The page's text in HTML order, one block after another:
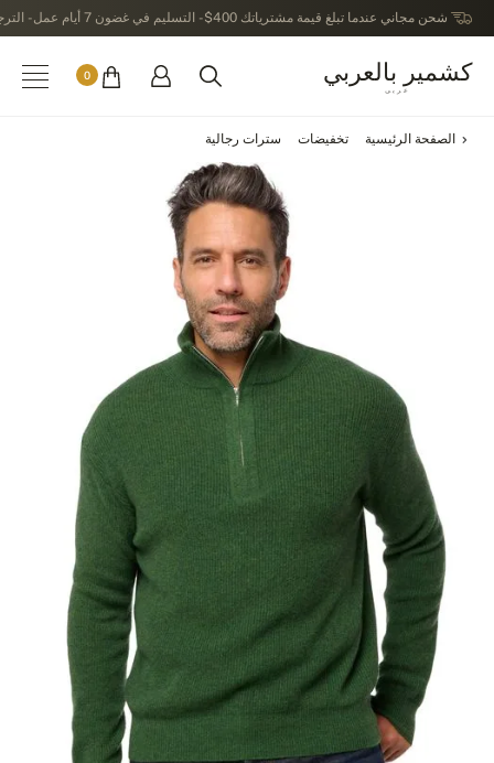
شحن مجاني عندما تبلغ قيمة مشترياتك 400$ - التسليم في غضون 7 أيام عمل - الترجيع في خلال 14 يوماً بعد الاستلام
كشمير بالعربي
عربى
0
الصفحة الرئيسية تخفيضات سترات رجالية